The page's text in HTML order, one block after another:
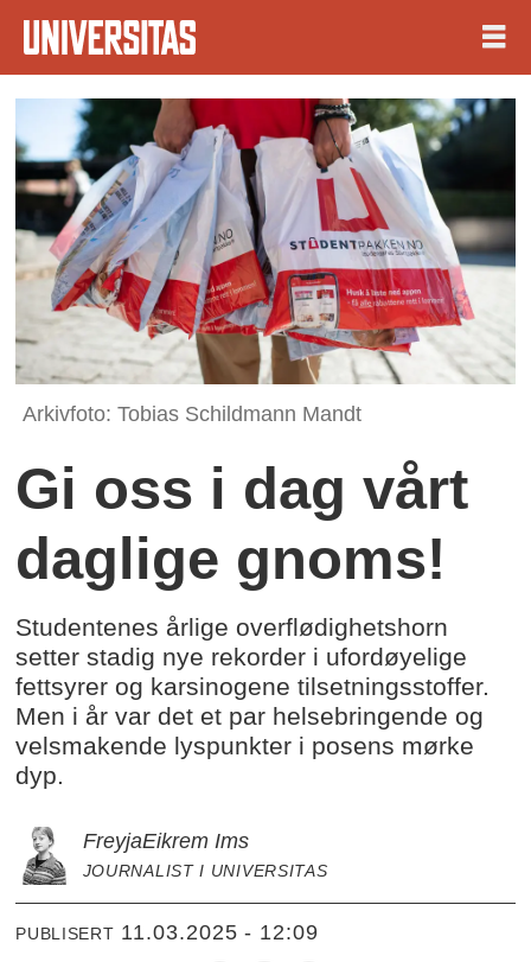
Arkivfoto: Tobias Schildmann Mandt
Gi oss i dag vårt
daglige gnoms!
Studentenes årlige overflødighetshorn
setter stadig nye rekorder i ufordøyelige
fettsyrer og karsinogene tilsetningsstoffer.
Men i år var det et par helsebringende og
velsmakende lyspunkter i posens mørke
dyp.
FreyjaEikrem Ims
JOURNALIST I UNIVERSITAS
PUBLISERT 11.03.2025 - 12:09